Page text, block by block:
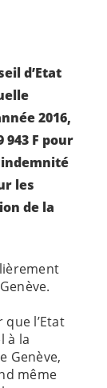
d’Etat
2016,
943 F pour
indemnité
les
de la
l’Etat
à la
Genève,
même